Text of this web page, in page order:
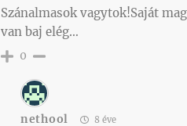
Szánalmasok vagytok!Saját
van baj elég…
0
nethool 8 éve